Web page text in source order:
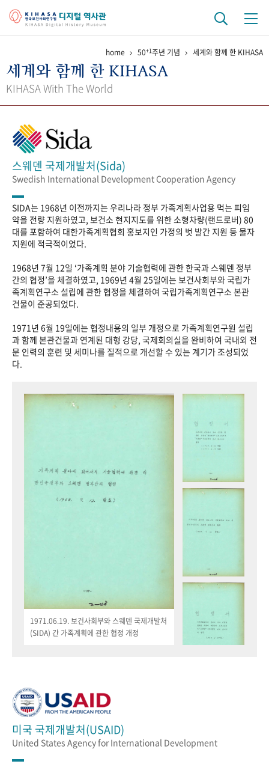
걸어온 길 기관 변천사 역대 기관장
정책과 연구 키워드로 보는 연구 역사
간행물 변천사
기록물 아카이브
사진 아카이브 문서 기록물 행정박물 영상 기록물
성과 50선 숫자로 보는 50년 50+1주년 광장
세계와 함께 한 KIHASA
VR 역사관
home 50+1주년 기념 세계와 함께 한 KIHASA
세계와 함께 한 KIHASA
KIHASA With The World
스웨덴 국제개발처(Sida)
Swedish International Development Cooperation Agency
SIDA는 1968년 이전까지는 우리나라 정부 가족계획사업용 먹는 피임
약을 전량 지원하였고, 보건소 현지지도를 위한 소형차량(랜드로버) 80
대를 포함하여 대한가족계획협회 홍보지인 가정의 벗 발간 지원 등 물자
지원에 적극적이었다.
1968년 7월 12일 ‘가족계획 분야 기술협력에 관한 한국과 스웨덴 정부
간의 협정’을 체결하였고, 1969년 4월 25일에는 보건사회부와 국립가
족계획연구소 설립에 관한 협정을 체결하여 국립가족계획연구소 본관
건물이 준공되었다.
1971년 6월 19일에는 협정내용의 일부 개정으로 가족계획연구원 설립
과 함께 본관건물과 연계된 대형 강당, 국제회의실을 완비하여 국내외 전
문 인력의 훈련 및 세미나를 질적으로 개선할 수 있는 계기가 조성되었
다.
1971.06.19. 보건사회부와 스웨덴 국제개발처
(SIDA) 간 가족계획에 관한 협정 개정
미국 국제개발처(USAID)
United States Agency for International Development